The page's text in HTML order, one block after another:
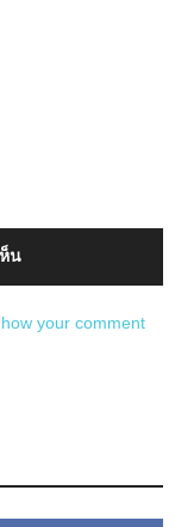
น
your comment